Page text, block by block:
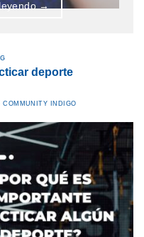
→
deporte
COMMUNITY INDIGO